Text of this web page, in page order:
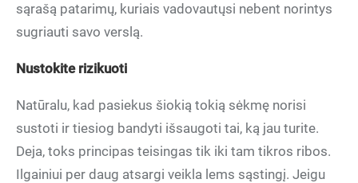
sąrašą patarimų, kuriais vadovautųsi nebent norintys
sugriauti savo verslą.
Nustokite rizikuoti
Natūralu, kad pasiekus šiokią tokią sėkmę norisi
sustoti ir tiesiog bandyti išsaugoti tai, ką jau turite.
Deja, toks principas teisingas tik iki tam tikros ribos.
Ilgainiui per daug atsargi veikla lems sąstingį. Jeigu